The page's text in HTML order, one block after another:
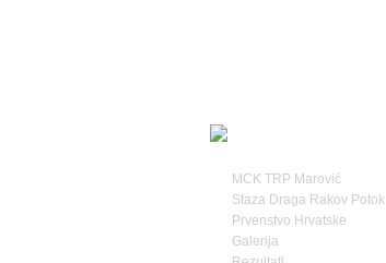
MCK TRP Marović
Staza Draga Rakov Potok
Prvenstvo Hrvatske
Galerija